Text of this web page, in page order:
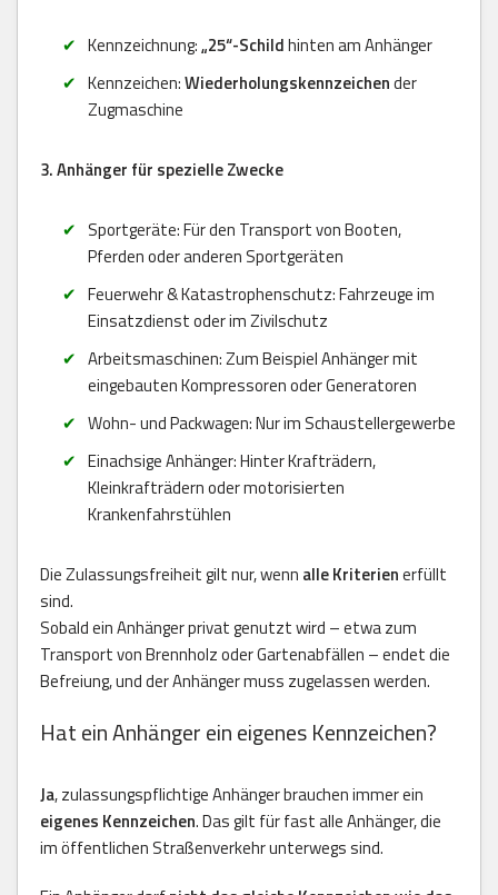
Kennzeichnung:„25“-Schildhinten am Anhänger
Kennzeichen:Wiederholungskennzeichender
Zugmaschine
3. Anhänger für spezielle Zwecke
Sportgeräte: Für den Transport von Booten,
Pferden oder anderen Sportgeräten
Feuerwehr & Katastrophenschutz: Fahrzeuge im
Einsatzdienst oder im Zivilschutz
Arbeitsmaschinen: Zum Beispiel Anhänger mit
eingebauten Kompressoren oder Generatoren
Wohn- und Packwagen: Nur im Schaustellergewerbe
Einachsige Anhänger: Hinter Krafträdern,
Kleinkrafträdern oder motorisierten
Krankenfahrstühlen
Die Zulassungsfreiheit gilt nur, wenn alle Kriterienerfüllt
sind.
Sobald ein Anhänger privat genutzt wird – etwa zum
Transport von Brennholz oder Gartenabfällen – endet die
Befreiung, und der Anhänger muss zugelassen werden.
Hat ein Anhänger ein eigenes Kennzeichen?
Ja, zulassungspflichtige Anhänger brauchen immer ein
eigenes Kennzeichen. Das gilt für fast alle Anhänger, die
im öffentlichen Straßenverkehr unterwegs sind.